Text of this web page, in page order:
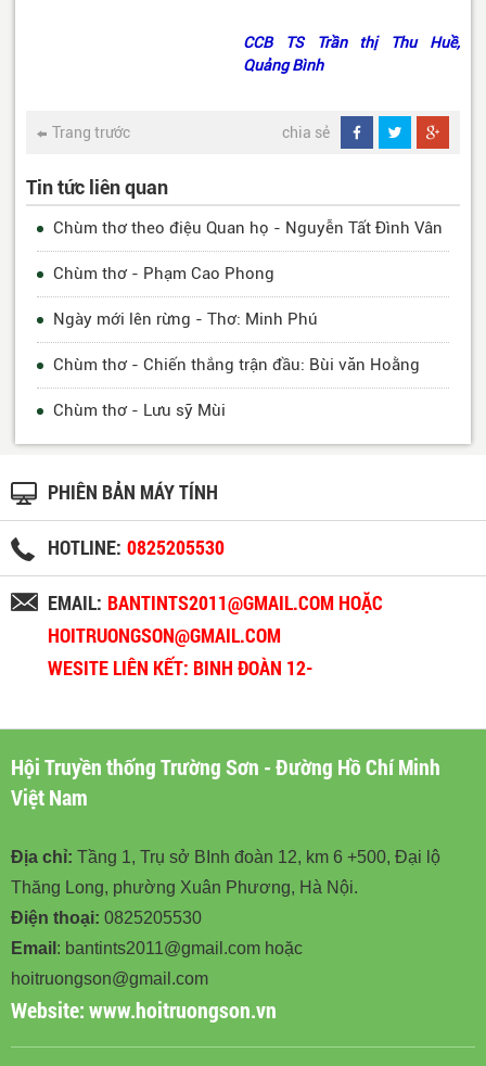
CCB TS Trần thị Thu Huề,
Quảng Bình
Trang trước chia sẻ
Tin tức liên quan
Chùm thơ theo điệu Quan họ - Nguyễn Tất Đình Vân
Chùm thơ - Phạm Cao Phong
Ngày mới lên rừng - Thơ: Minh Phú
Chùm thơ - Chiến thắng trận đầu: Bùi văn Hoằng
Chùm thơ - Lưu sỹ Mùi
PHIÊN BẢN MÁY TÍNH
HOTLINE: 0825205530
EMAIL: BANTINTS2011@GMAIL.COM HOẶC
HOITRUONGSON@GMAIL.COM
WESITE LIÊN KẾT: BINH ĐOÀN 12-
Hội Truyền thống Trường Sơn - Đường Hồ Chí Minh
Việt Nam
Địa chỉ: Tầng 1, Trụ sở BInh đoàn 12, km 6 +500, Đại lộ
Thăng Long, phường Xuân Phương, Hà Nội.
Điện thoại: 0825205530
Email : bantints2011@gmail.com hoặc
hoitruongson@gmail.com
Website:www.hoitruongson.vn